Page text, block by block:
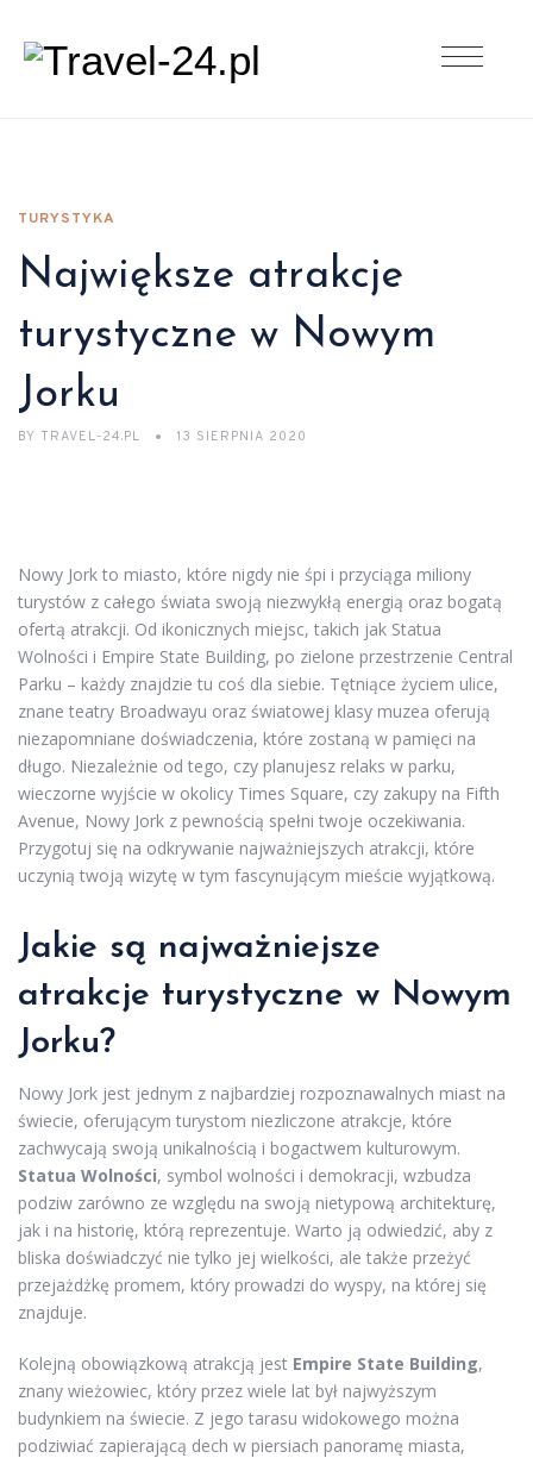
TURYSTYKA
Największe atrakcje
turystyczne w Nowym
Jorku
BY TRAVEL-24.PL 13 SIERPNIA 2020
Nowy Jork to miasto, które nigdy nie śpi i przyciąga miliony
turystów z całego świata swoją niezwykłą energią oraz bogatą
ofertą atrakcji. Od ikonicznych miejsc, takich jak Statua
Wolności i Empire State Building, po zielone przestrzenie Central
Parku – każdy znajdzie tu coś dla siebie. Tętniące życiem ulice,
znane teatry Broadwayu oraz światowej klasy muzea oferują
niezapomniane doświadczenia, które zostaną w pamięci na
długo. Niezależnie od tego, czy planujesz relaks w parku,
wieczorne wyjście w okolicy Times Square, czy zakupy na Fifth
Avenue, Nowy Jork z pewnością spełni twoje oczekiwania.
Przygotuj się na odkrywanie najważniejszych atrakcji, które
uczynią twoją wizytę w tym fascynującym mieście wyjątkową.
Jakie są najważniejsze
atrakcje turystyczne w Nowym
Jorku?
Nowy Jork jest jednym z najbardziej rozpoznawalnych miast na
świecie, oferującym turystom niezliczone atrakcje, które
zachwycają swoją unikalnością i bogactwem kulturowym.
Statua Wolności, symbol wolności i demokracji, wzbudza
podziw zarówno ze względu na swoją nietypową architekturę,
jak i na historię, którą reprezentuje. Warto ją odwiedzić, aby z
bliska doświadczyć nie tylko jej wielkości, ale także przeżyć
przejażdżkę promem, który prowadzi do wyspy, na której się
znajduje.
Kolejną obowiązkową atrakcją jest Empire State Building,
znany wieżowiec, który przez wiele lat był najwyższym
budynkiem na świecie. Z jego tarasu widokowego można
podziwiać zapierającą dech w piersiach panoramę miasta,